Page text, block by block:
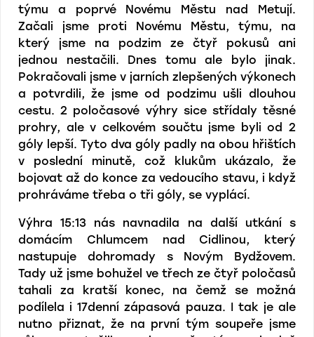
týmu a poprvé Novému Městu nad Metují.
Začali jsme proti Novému Městu, týmu, na
který jsme na podzim ze čtyř pokusů ani
jednou nestačili. Dnes tomu ale bylo jinak.
Pokračovali jsme v jarních zlepšených výkonech
a potvrdili, že jsme od podzimu ušli dlouhou
cestu. 2 poločasové výhry sice střídaly těsné
prohry, ale v celkovém součtu jsme byli od 2
góly lepší. Tyto dva góly padly na obou hřištích
v poslední minutě, což klukům ukázalo, že
bojovat až do konce za vedoucího stavu, i když
prohráváme třeba o tři góly, se vyplácí.
Výhra 15:13 nás navnadila na další utkání s
domácím Chlumcem nad Cidlinou, který
nastupuje dohromady s Novým Bydžovem.
Tady už jsme bohužel ve třech ze čtyř poločasů
tahali za kratší konec, na čemž se možná
podílela i 17denní zápasová pauza. I tak je ale
nutno přiznat, že na první tým soupeře jsme